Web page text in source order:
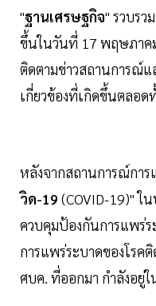
"ฐานเศรษฐกิจ" รวบรว
ขึ้นในวันที่ 17 พฤษภาค
ติดตามข่าวสถานการณ์แ
เกี่ยวข้องที่เกิดขึ้นตลอด
หลังจากสถานการณ์การ
วิด-19 (COVID-19)" ใ
ควบคุมป้องกันการแพร่
การแพร่ระบาดของโรค
ศบค. ที่ออกมา กำลังอยู่